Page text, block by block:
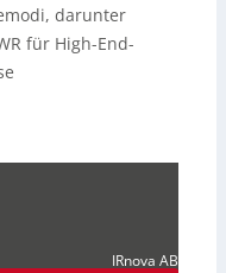
darunter
für High-End-
IRnova AB